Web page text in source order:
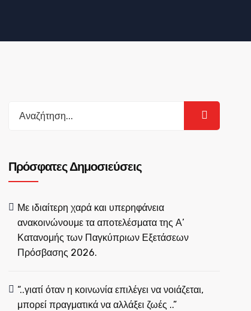
Πρόσφατες Δημοσιεύσεις
Με ιδιαίτερη χαρά και υπερηφάνεια
ανακοινώνουμε τα αποτελέσματα της Α’
Κατανομής των Παγκύπριων Εξετάσεων
Πρόσβασης 2026.
“..γιατί όταν η κοινωνία επιλέγει να νοιάζεται,
μπορεί πραγματικά να αλλάξει ζωές ..”